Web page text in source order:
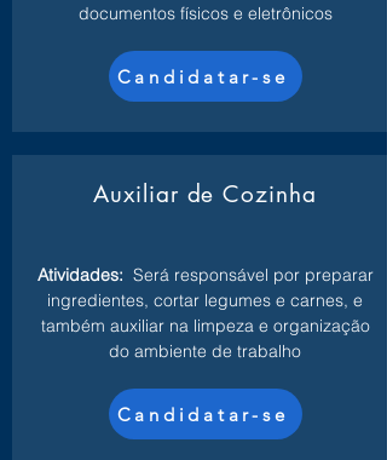
documentos físicos e eletrônicos
Candidatar-se
Auxiliar de Cozinha
Atividades: Será responsável por preparar
ingredientes, cortar legumes e carnes, e
também auxiliar na limpeza e organização
do ambiente de trabalho
Candidatar-se